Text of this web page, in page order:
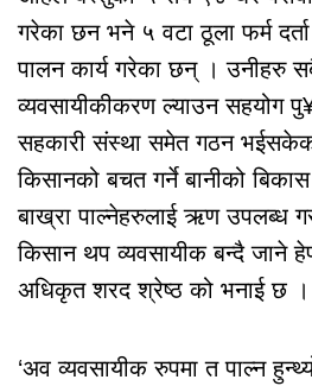
गरेका छन भने ५ वटा ठूला फर्म
पालन कार्य गरेका छन् । उनीहरु
व्यवसायीकीकरण ल्याउन सहयोग
सहकारी संस्था समेत गठन
किसानको बचत गर्ने बानीको
बाख्रा पाल्नेहरुलाई ऋण उपलब्ध
किसान थप व्यवसायीक बन्दै जाने
अधिकृत शरद श्रेष्ठ को भनाई छ ।
‘अव व्यवसायीक रुपमा त पाल्न